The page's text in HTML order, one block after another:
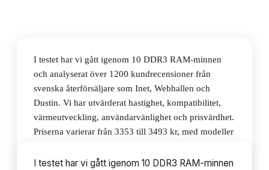
I testet har vi gått igenom 10 DDR3 RAM-minnen
och analyserat över 1200 kundrecensioner från
svenska återförsäljare som Inet, Webhallen och
Dustin. Vi har utvärderat hastighet, kompatibilitet,
värmeutveckling, användarvänlighet och prisvärdhet.
Priserna varierar från 3353 till 3493 kr, med modeller
I testet har vi gått igenom 10 DDR3 RAM-minnen